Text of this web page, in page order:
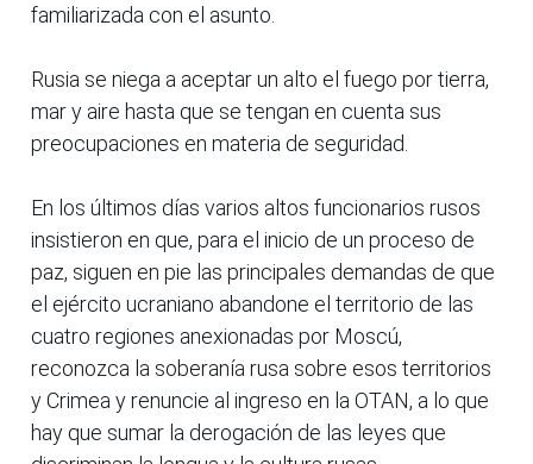
familiarizada con el asunto.
Rusia se niega a aceptar un alto el fuego por tierra,
mar y aire hasta que se tengan en cuenta sus
preocupaciones en materia de seguridad.
En los últimos días varios altos funcionarios rusos
insistieron en que, para el inicio de un proceso de
paz, siguen en pie las principales demandas de que
el ejército ucraniano abandone el territorio de las
cuatro regiones anexionadas por Moscú,
reconozca la soberanía rusa sobre esos territorios
y Crimea y renuncie al ingreso en la OTAN, a lo que
hay que sumar la derogación de las leyes que